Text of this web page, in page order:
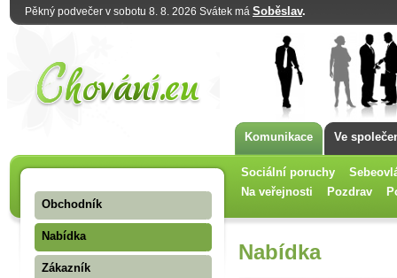
Pěkný podvečer v sobotu 8. 8. 2026 Svátek má Soběslav.
Komunikace Ve
Sociální poruchy
Na veřejnosti
Pozdrav
Obchodník
Nabídka
Zákazník
Nabídka